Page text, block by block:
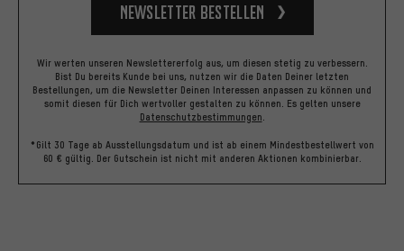
Newsletter bestellen
Wir werten unseren Newslettererfolg aus, um diesen stetig zu verbessern.
Bist Du bereits Kunde bei uns, nutzen wir die Daten Deiner letzten
Bestellungen, um die Newsletter Deinen Interessen anpassen zu können und
somit diesen für Dich wertvoller gestalten zu können. Es gelten unsere
Datenschutzbestimmungen.
*Gilt 30 Tage ab Ausstellungsdatum und ist ab einem Mindestbestellwert von
60 € gültig. Der Gutschein ist nicht mit anderen Aktionen kombinierbar.